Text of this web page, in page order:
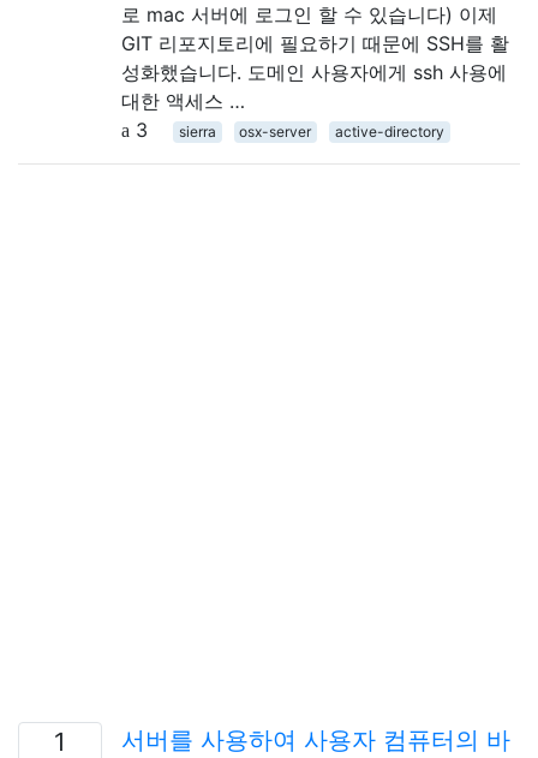
로 mac 서버에 로그인 할 수 있습니다) 이제
GIT 리포지토리에 필요하기 때문에 SSH를 활
성화했습니다. 도메인 사용자에게 ssh 사용에
대한 액세스 …
3
sierra osx-server active-directory
1
서버를 사용하여 사용자 컴퓨터의 바